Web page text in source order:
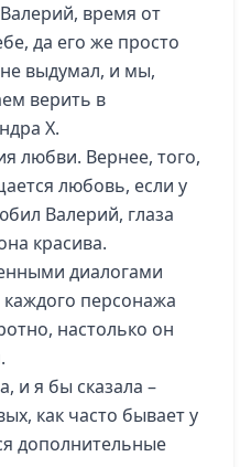
время от
да его же просто
выдумал, и мы,
верить в
Х.
любви. Вернее, того,
любовь, если у
Валерий, глаза
красива.
диалогами
каждого персонажа
настолько он
и я бы сказала –
как часто бывает у
дополнительные